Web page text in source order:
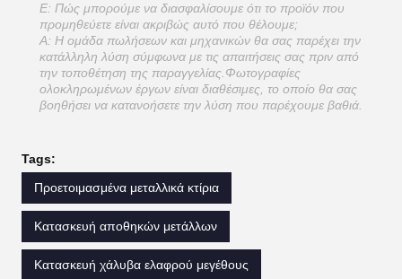
Ε: Πώς μπορούμε να διασφαλίσουμε ότι το προϊόν που
προμηθεύετε είναι ακριβώς αυτό που θέλουμε;
Α: Η ομάδα πωλήσεων και μηχανικών θα σας παρέχει την
κατάλληλη λύση σύμφωνα με τις απαιτήσεις σας πριν από
την τοποθέτηση της παραγγελίας.Φωτογραφίες
ολοκληρωμένων έργων είναι διαθέσιμες, το οποίο θα σας
βοηθήσει να κατανοήσετε την λύση που παρέχουμε βαθιά.
Tags:
Προετοιμασμένα μεταλλικά κτίρια
Κατασκευή αποθηκών μετάλλων
Κατασκευή χάλυβα ελαφρού μεγέθους